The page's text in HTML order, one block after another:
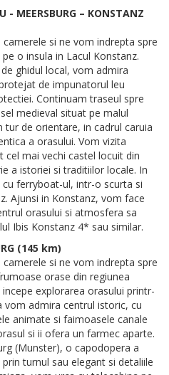
MEERSBURG – KONSTANZ
si ne vom indrepta spre
o insula in Lacul Konstanz.
ghidul local, vom admira
de impunatorul leu
Continuam traseul spre
medieval situat pe malul
tur de orientare, in cadrul caruia
a orasului. Vom vizita
cel mai vechi castel locuit din
a istoriei si traditiilor locale. In
ferryboat-ul, intr-o scurta si
Ajunsi in Konstanz, vom face
orasului si atmosfera sa
Ibis Konstanz 4* sau similar.
(145 km)
si ne vom indrepta spre
orase din regiunea
explorarea orasului printr-
vom admira centrul istoric, cu
animate si faimoasele canale
si ii ofera un farmec aparte.
(Munster), o capodopera a
turnul sau elegant si detaliile